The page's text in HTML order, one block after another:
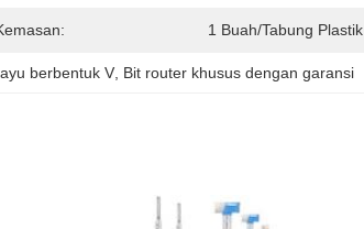
1 Buah/tabung Plastik
berbentuk V Bit router khusus dengan garansi